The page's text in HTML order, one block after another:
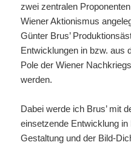
zwei zentralen
Wiener Aktionismus
Günter Brus’
Entwicklungen in bzw. aus
Pole der Wiener
werden.
Dabei werde ich Brus’ mit
einsetzende Entwicklung
Gestaltung und der Bild-